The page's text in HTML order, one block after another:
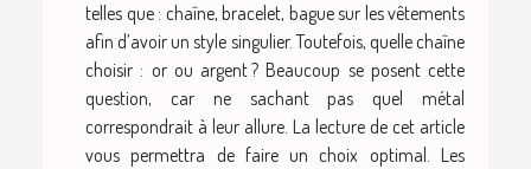
telles que : chaîne, bracelet, bague sur les vêtements
afin d’avoir un style singulier. Toutefois, quelle chaîne
choisir : or ou argent ? Beaucoup se posent cette
question, car ne sachant pas quel métal
correspondrait à leur allure. La lecture de cet article
vous permettra de faire un choix optimal. Les